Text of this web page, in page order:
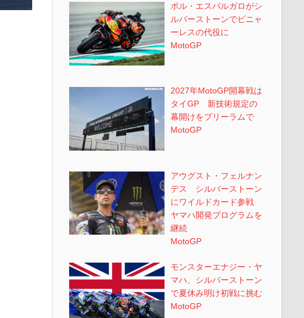
ポル・エスパルガロがシ
ルバーストーンでビニャ
ーレスの代役に
MotoGP
2027年MotoGP開幕戦は
タイGP 新技術規定の
幕開けをブリーラムで
MotoGP
アウグスト・フェルナン
デス シルバーストーン
にワイルドカード参戦
ヤマハ開発プログラムを
継続
MotoGP
モンスターエナジー・ヤ
マハ、シルバーストーン
で夏休み明け初戦に挑む
MotoGP